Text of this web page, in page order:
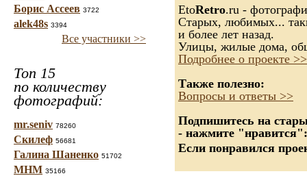
Борис Ассеев 3722
alek48s 3394
Все участники >>
Топ 15
по количеству
фотографий:
mr.seniv 78260
Скилеф 56681
Галина Шаненко 51702
МНМ 35166
EtoRetro.ru -
Старых, любимых...
и более лет назад.
Улицы, жилые дома,
Подробнее о проекте >>
Также полезно:
Вопросы и ответы >>
Подпишитесь на
- нажмите "нравится":
Если понравился